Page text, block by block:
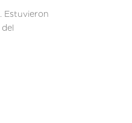
Estuvieron